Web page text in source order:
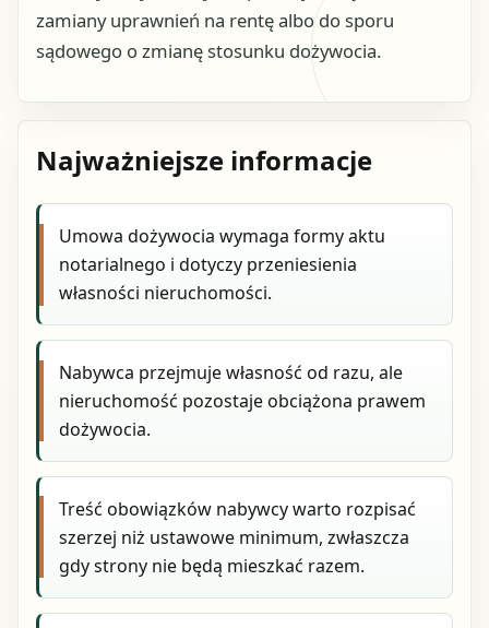
zamiany uprawnień na rentę albo do sporu
sądowego o zmianę stosunku dożywocia.
Najważniejsze informacje
Umowa dożywocia wymaga formy aktu
notarialnego i dotyczy przeniesienia
własności nieruchomości.
Nabywca przejmuje własność od razu, ale
nieruchomość pozostaje obciążona prawem
dożywocia.
Treść obowiązków nabywcy warto rozpisać
szerzej niż ustawowe minimum, zwłaszcza
gdy strony nie będą mieszkać razem.